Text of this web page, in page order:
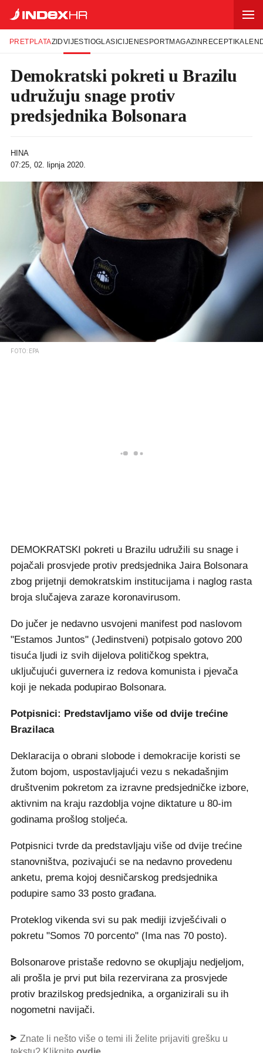
PRETPLATAZIDVIJESTI OGLASICIJENESPORTMAGAZIN RECEPTI
Demokratski pokreti u Brazilu
udružuju snage protiv
predsjednika Bolsonara
HINA
07:25, 02. lipnja 2020.
FOTO: EPA
DEMOKRATSKI pokreti u Brazilu udružili su snage i
pojačali prosvjede protiv predsjednika Jaira Bolsonara
zbog prijetnji demokratskim institucijama i naglog rasta
broja slučajeva zaraze koronavirusom.
Do jučer je nedavno usvojeni manifest pod naslovom
"Estamos Juntos" (Jedinstveni) potpisalo gotovo 200
tisuća ljudi iz svih dijelova političkog spektra,
uključujući guvernera iz redova komunista i pjevača
koji je nekada podupirao Bolsonara.
Potpisnici: Predstavljamo više od dvije trećine
Brazilaca
Deklaracija o obrani slobode i demokracije koristi se
žutom bojom, uspostavljajući vezu s nekadašnjim
društvenim pokretom za izravne predsjedničke izbore,
aktivnim na kraju razdoblja vojne diktature u 80-im
godinama prošlog stoljeća.
Potpisnici tvrde da predstavljaju više od dvije trećine
stanovništva, pozivajući se na nedavno provedenu
anketu, prema kojoj desničarskog predsjednika
podupire samo 33 posto građana.
Proteklog vikenda svi su pak mediji izvješćivali o
pokretu "Somos 70 porcento" (Ima nas 70 posto).
Bolsonarove pristaše redovno se okupljaju nedjeljom,
ali prošla je prvi put bila rezervirana za prosvjede
protiv brazilskog predsjednika, a organizirali su ih
nogometni navijači.
Znate li nešto više o temi ili želite prijaviti grešku u